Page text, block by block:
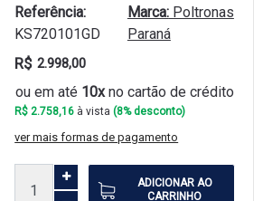
Referência:
KS720101GD
Marca:Poltronas
Paraná
R$ 2.998,00
ou em até 10xno cartão de crédito
R$ 2.758,16 à vista(8% desconto)
ver mais formas de pagamento
ADICIONAR AO
CARRINHO